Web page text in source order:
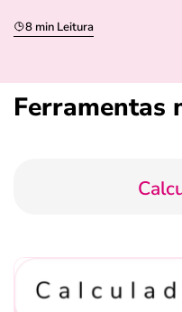
8 min Leitura
Ferramentas